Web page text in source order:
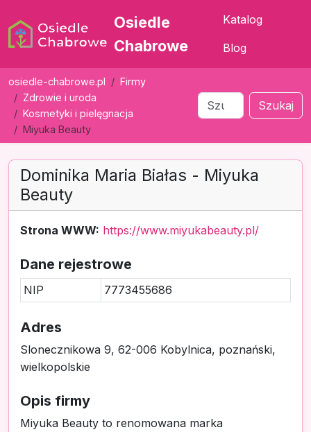
Osiedle
Chabrowe
Katalog
Blog
osiedle-chabrowe.pl
Firmy
Zdrowie i uroda
Kosmetyki i pielęgnacja
Miyuka Beauty
Szukaj
Dominika Maria Białas - Miyuka
Beauty
Strona WWW: https://www.miyukabeauty.pl/
Dane rejestrowe
NIP 7773455686
Adres
Slonecznikowa 9, 62-006 Kobylnica, poznański,
wielkopolskie
Opis firmy
Miyuka Beauty to renomowana marka